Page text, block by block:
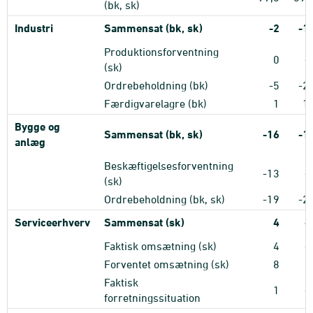
(bk, sk)
Industri Sammensat (bk, sk) -2 -
Produktionsforventning
(sk)
0 -
Ordrebeholdning (bk) -5
-
Færdigvarelagre (bk)
1
Bygge og
anlæg
Sammensat (bk, sk) -16 -
Beskæftigelsesforventning
(sk)
-13 -
Ordrebeholdning (bk, sk) -19 -
Serviceerhverv Sammensat (sk) 4 -
Faktisk omsætning (sk) 4
-
Forventet omsætning (sk)
8
Faktisk
forretningssituation
1 -